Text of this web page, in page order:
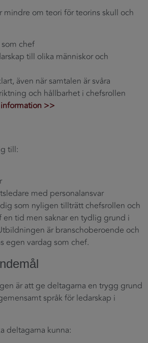
om teori för teorins skull och
chef
till olika människor och
även när samtalen är svåra
och hållbarhet i chefsrollen
>>
till:
med personalansvar
som nyligen tillträtt chefsrollen och
tid men saknar en tydlig grund i
är branschoberoende och
egen vardag som chef.
är att ge deltagarna en trygg grund
språk för ledarskap i
deltagarna kunna: